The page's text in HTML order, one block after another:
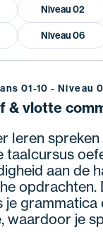
Niveau 02
Niveau 06
01-10 - Niveau
& vlotte
leren spreken
taalcursus
aan de
opdrachten.
je
waardoor je